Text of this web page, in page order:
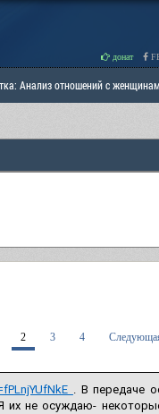
донат
Анализ отношений с
2 3 4
. В передаче
их не осуждаю-